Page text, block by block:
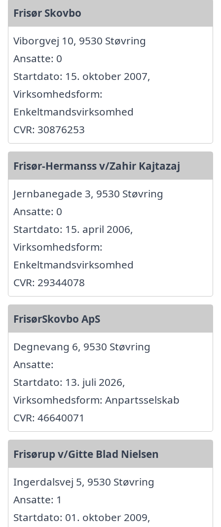
Frisør Skovbo
Viborgvej 10, 9530 Støvring
Ansatte: 0
Startdato: 15. oktober 2007,
Virksomhedsform:
Enkeltmandsvirksomhed
CVR: 30876253
Frisør-Hermanss v/Zahir Kajtazaj
Jernbanegade 3, 9530 Støvring
Ansatte: 0
Startdato: 15. april 2006,
Virksomhedsform:
Enkeltmandsvirksomhed
CVR: 29344078
FrisørSkovbo ApS
Degnevang 6, 9530 Støvring
Ansatte:
Startdato: 13. juli 2026,
Virksomhedsform: Anpartsselskab
CVR: 46640071
Frisørup v/Gitte Blad Nielsen
Ingerdalsvej 5, 9530 Støvring
Ansatte: 1
Startdato: 01. oktober 2009,